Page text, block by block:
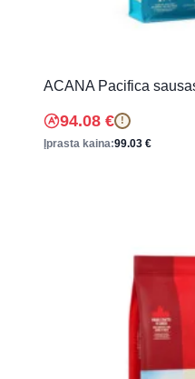
ACANA Pacifica
94.08 € !
Įprasta kaina:99.03 €